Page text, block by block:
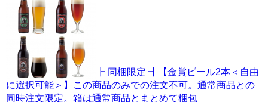
┣ 同梱限定 ┫【金賞ビール2本＜自由
に選択可能＞】この商品のみでの注文不可。通常商品との
同時注文限定。箱は通常商品とまとめて梱包